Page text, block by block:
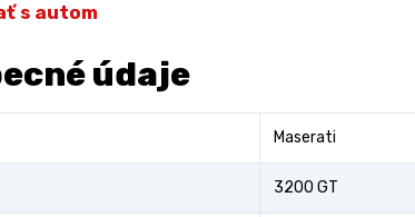
s autom
údaje
Maserati
3200 GT